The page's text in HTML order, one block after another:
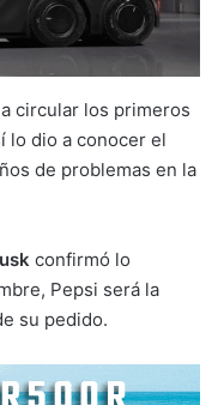
circular los primeros
lo dio a conocer el
de problemas en la
confirmó lo
Pepsi será la
su pedido.